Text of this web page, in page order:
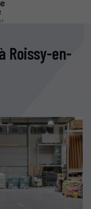
Roissy-en-